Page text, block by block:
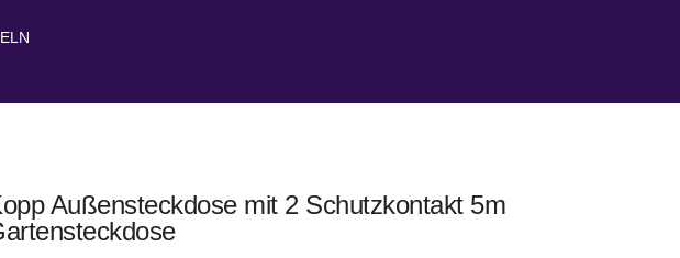
Außensteckdose mit 2 Schutzkontakt 5m